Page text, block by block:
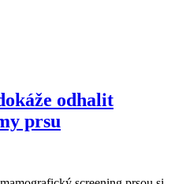
odhalit
prsu